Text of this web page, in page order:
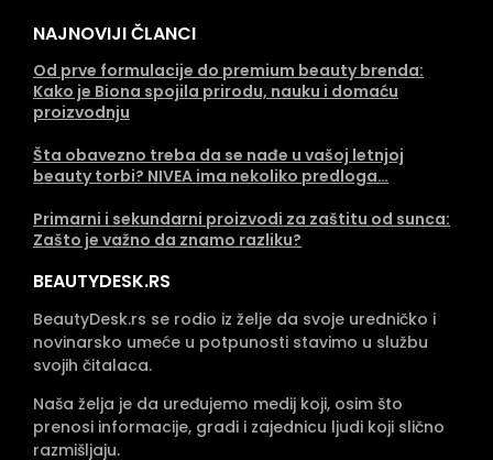
NAJNOVIJI ČLANCI
Od prve formulacije do premium beauty brenda:
Kako je Biona spojila prirodu, nauku i domaću
proizvodnju
Šta obavezno treba da se nađe u vašoj letnjoj
beauty torbi? NIVEA ima nekoliko predloga…
Primarni i sekundarni proizvodi za zaštitu od sunca:
Zašto je važno da znamo razliku?
BEAUTYDESK.RS
BeautyDesk.rs se rodio iz želje da svoje uredničko i
novinarsko umeće u potpunosti stavimo u službu
svojih čitalaca.
Naša želja je da uređujemo medij koji, osim što
prenosi informacije, gradi i zajednicu ljudi koji slično
razmišljaju.